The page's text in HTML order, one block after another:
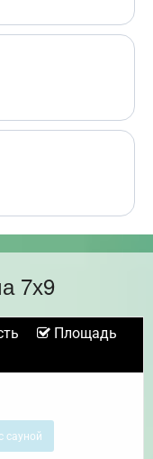
7х9
Площадь
с сауной